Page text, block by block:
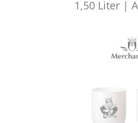
1,50 Liter |